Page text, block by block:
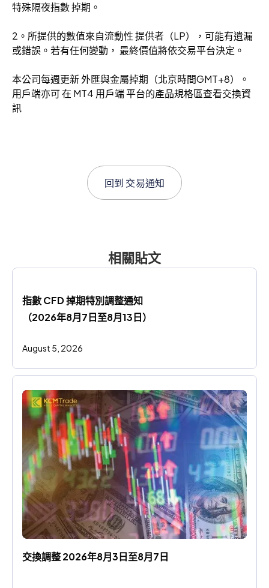
特殊隔夜指數 掉期。
2。所提供的數值來自流動性 提供者（LP），可能有遺漏
或錯誤。若有任何變動， 最終價值將依交易平台決定。
本公司每週更新 外匯與金屬掉期（北京時間GMT+8）。
用戶端亦可 在 MT4 用戶端 平台的產品規格區查看交換資
訊
回到 交易通知
相關貼文
指數 CFD 掉期特別調整通知
（2026年8月7日至8月13日）
August 5, 2026
交換調整 2026年8月3日至8月7日